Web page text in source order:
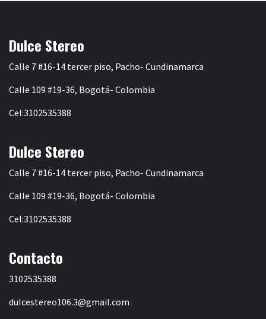
Dulce Stereo
Calle 7 #16-14 tercer piso, Pacho- Cundinamarca
Calle 109 #19-36, Bogotá- Colombia
Cel:3102535388
Dulce Stereo
Calle 7 #16-14 tercer piso, Pacho- Cundinamarca
Calle 109 #19-36, Bogotá- Colombia
Cel:3102535388
Contacto
3102535388
dulcestereo106.3@gmail.com